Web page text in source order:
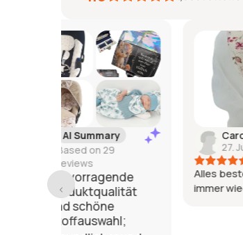
Caroline
27. Juli 2026
Alles bestens. Gerne
immer wieder